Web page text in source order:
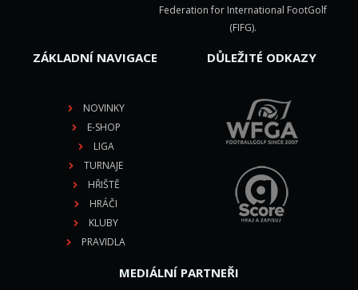
Federation for International FootGolf
(FIFG).
ZÁKLADNÍ NAVIGACE
NOVINKY
E-SHOP
LIGA
TURNAJE
HŘIŠTĚ
HRÁČI
KLUBY
PRAVIDLA
DŮLEŽITÉ ODKAZY
MEDIÁLNÍ PARTNEŘI